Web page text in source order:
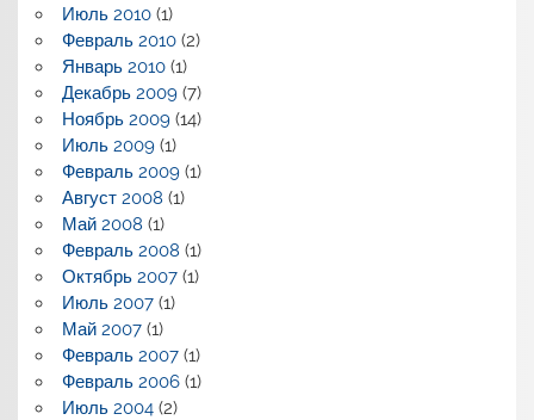
Июль 2010(1)
Февраль 2010(2)
Январь 2010(1)
Декабрь 2009(7)
Ноябрь 2009(14)
Июль 2009(1)
Февраль 2009(1)
Август 2008 (1)
Май 2008 (1)
Февраль 2008 (1)
Октябрь 2007(1)
Июль 2007(1)
Май 2007(1)
Февраль 2007(1)
Февраль 2006(1)
Июль 2004(2)